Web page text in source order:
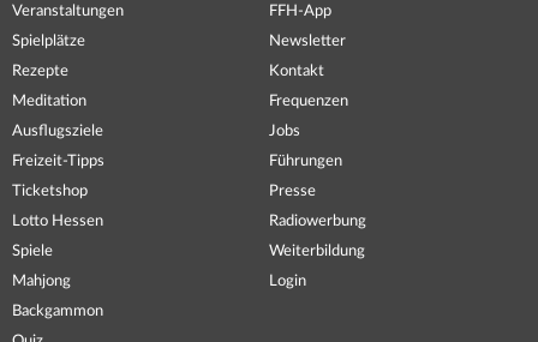
Veranstaltungen
Spielplätze
Rezepte
Meditation
Ausflugsziele
Freizeit-Tipps
Ticketshop
Lotto Hessen
Spiele
Mahjong
Backgammon
FFH-App
Newsletter
Kontakt
Frequenzen
Jobs
Führungen
Presse
Radiowerbung
Weiterbildung
Login